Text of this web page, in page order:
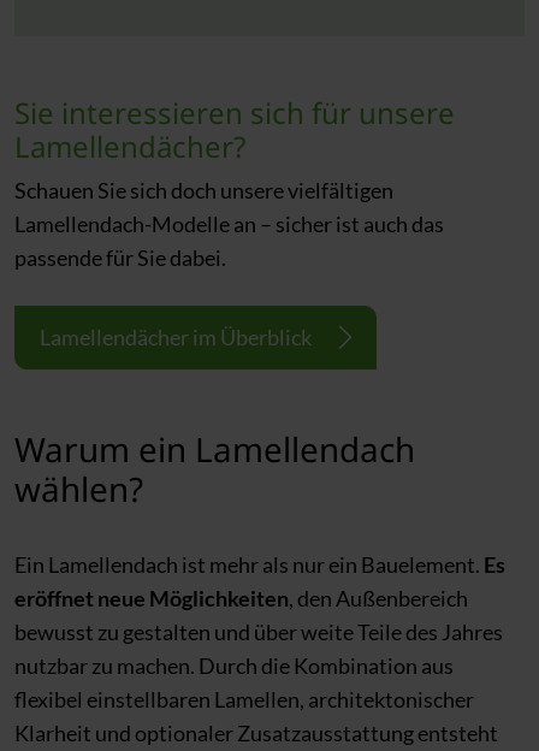
Sie interessieren sich für unsere
Lamellendächer?
Schauen Sie sich doch unsere vielfältigen
Lamellendach-Modelle an – sicher ist auch das
passende für Sie dabei.
Lamellendächer im Überblick
Warum ein Lamellendach
wählen?
Ein Lamellendach ist mehr als nur ein Bauelement. Es
eröffnet neue Möglichkeiten, den Außenbereich
bewusst zu gestalten und über weite Teile des Jahres
nutzbar zu machen. Durch die Kombination aus
flexibel einstellbaren Lamellen, architektonischer
Klarheit und optionaler Zusatzausstattung entsteht